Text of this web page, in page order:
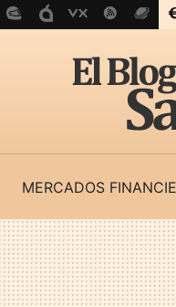
MERCADOS